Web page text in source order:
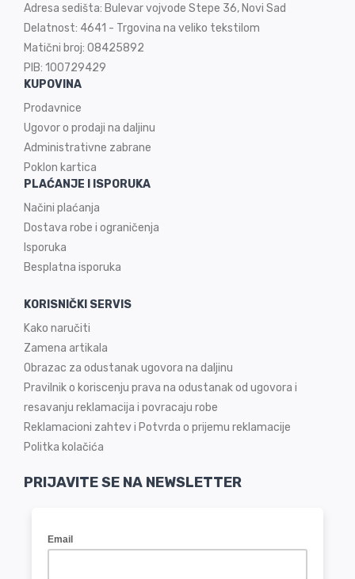
Adresa sedišta: Bulevar vojvode Stepe 36, Novi Sad
Delatnost: 4641 - Trgovina na veliko tekstilom
Matični broj: 08425892
PIB: 100729429
KUPOVINA
Prodavnice
Ugovor o prodaji na daljinu
Administrativne zabrane
Poklon kartica
PLAĆANJE I ISPORUKA
Načini plaćanja
Dostava robe i ograničenja
Isporuka
Besplatna isporuka
KORISNIČKI SERVIS
Kako naručiti
Zamena artikala
Obrazac za odustanak ugovora na daljinu
Pravilnik o koriscenju prava na odustanak od ugovora i
resavanju reklamacija i povracaju robe
Reklamacioni zahtev i Potvrda o prijemu reklamacije
Politka kolačića
PRIJAVITE SE NA NEWSLETTER